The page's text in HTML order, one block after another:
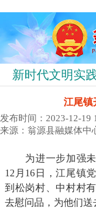
新时代文明实
江尾镇
发布时间：2023-12-19
来源：翁源县融媒体中
为进一步加强未
12月16日，江尾镇
到松岗村、中村村
去慰问品，为他们送